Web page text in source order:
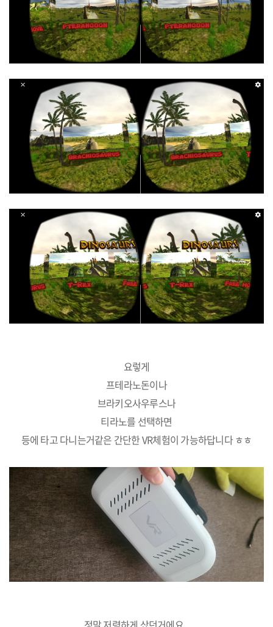
요렇게
프테라노돈이나
브라키오사우루스나
티라노를 선택하면
등에 타고 다니는거같은 간단한 VR체험이 가능하답니다 ㅎㅎ